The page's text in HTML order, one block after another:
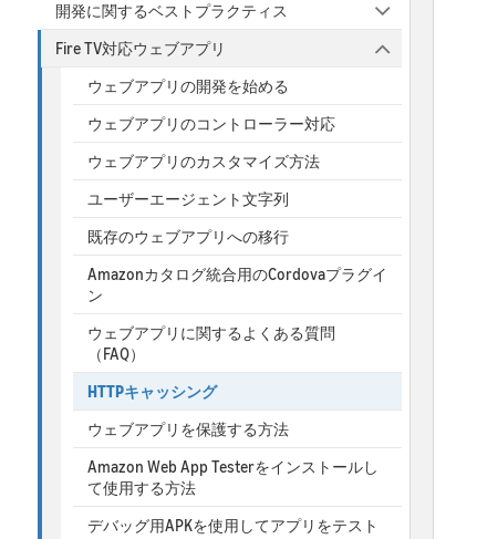
開発に関するベストプラクティス
Fire TV対応ウェブアプリ
ウェブアプリの開発を始める
ウェブアプリのコントローラー対応
ウェブアプリのカスタマイズ方法
ユーザーエージェント文字列
既存のウェブアプリへの移行
Amazonカタログ統合用のCordovaプラグイ
ン
ウェブアプリに関するよくある質問
（FAQ）
HTTPキャッシング
ウェブアプリを保護する方法
Amazon Web App Testerをインストールし
て使用する方法
デバッグ用APKを使用してアプリをテスト